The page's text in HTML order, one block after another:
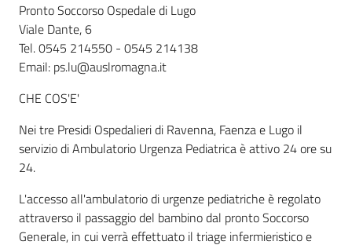
Newsletter
Pronto Soccorso Ospedale di Lugo
Viale Dante, 6
Tel. 0545 214550 - 0545 214138
Email: ps.lu@auslromagna.it
CHE COS'E'
Nei tre Presidi Ospedalieri di Ravenna, Faenza e Lugo il
servizio di Ambulatorio Urgenza Pediatrica è attivo 24 ore su
24.
L'accesso all'ambulatorio di urgenze pediatriche è regolato
attraverso il passaggio del bambino dal pronto Soccorso
Generale, in cui verrà effettuato il triage infermieristico e